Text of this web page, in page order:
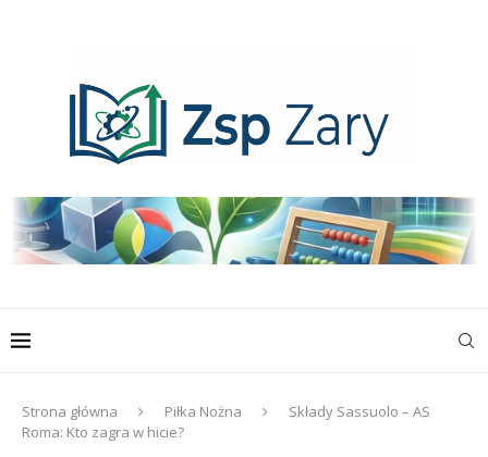
Strona główna Piłka Nożna
Składy Sassuolo – AS
Roma: Kto zagra w hicie?